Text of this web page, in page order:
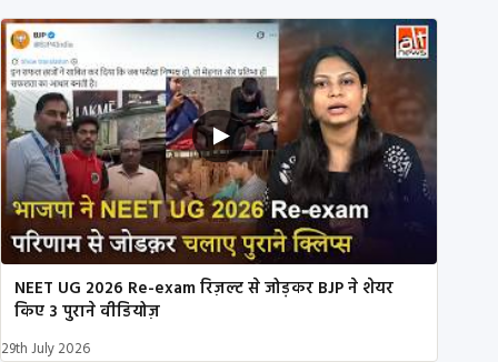
NEET UG 2026 Re-exam रिज़ल्ट से जोड़कर BJP ने शेयर
किए 3 पुराने वीडियोज़
29th July 2026